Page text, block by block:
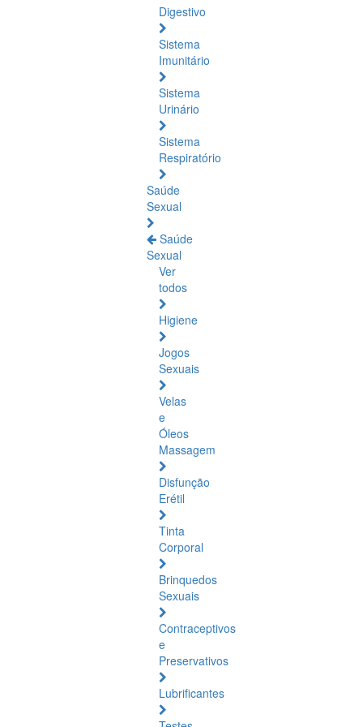
Digestivo
Sistema
Imunitário
Sistema
Urinário
Sistema
Respiratório
Saúde
Sexual
Saúde
Sexual
Ver
todos
Higiene
Jogos
Sexuais
Velas
e
Óleos
Massagem
Disfunção
Erétil
Tinta
Corporal
Brinquedos
Sexuais
Contraceptivos
e
Preservativos
Lubrificantes